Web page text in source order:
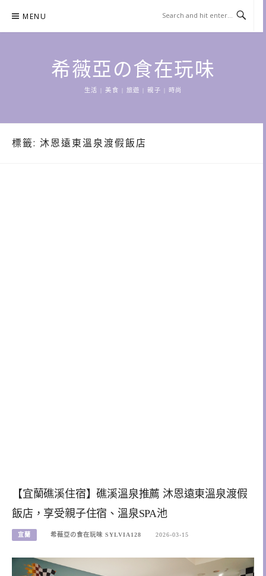
content
MENU
希薇亞の食在玩味
生活 | 美食 | 旅遊 | 親子 | 時尚
標籤: 沐恩遠東溫泉渡假飯店
【宜蘭礁溪住宿】礁溪溫泉推薦 沐恩遠東溫泉渡假
飯店，享受親子住宿、溫泉SPA池
宜蘭 希薇亞の食在玩味 SYLVIA128 2026-03-15